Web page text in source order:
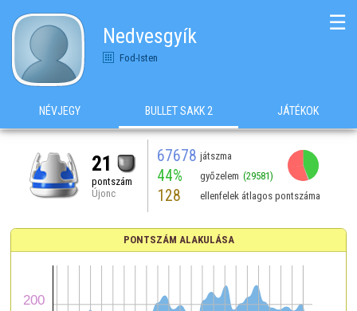
Nedvesgyík
Fod-Isten
☰
NÉVJEGY BULLET SAKK 2 JÁTÉKOK
21
pontszám
Újonc
67678 játszma
44% győzelem (29581)
128 ellenfelek átlagos pontszáma
PONTSZÁM ALAKULÁSA